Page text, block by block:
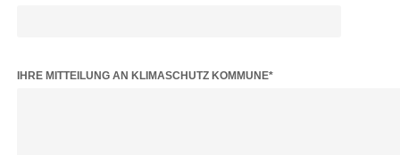
BITTE LASSE DIESES FELD LEER.
IHRE MITTEILUNG AN KLIMASCHUTZ KOMMUNE*